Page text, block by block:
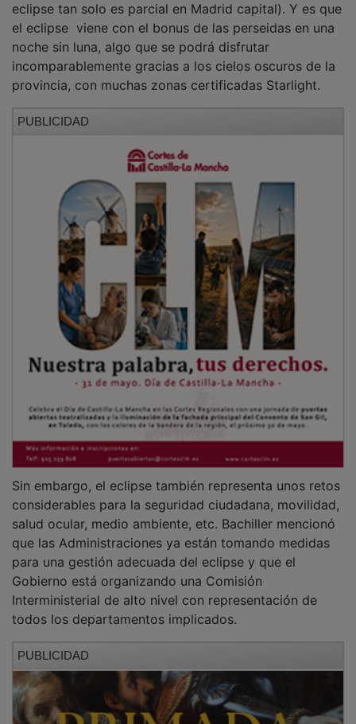
eclipse tan solo es parcial en Madrid capital). Y es que
el eclipse viene con el bonus de las perseidas en una
noche sin luna, algo que se podrá disfrutar
incomparablemente gracias a los cielos oscuros de la
provincia, con muchas zonas certificadas Starlight.
PUBLICIDAD
Sin embargo, el eclipse también representa unos retos
considerables para la seguridad ciudadana, movilidad,
salud ocular, medio ambiente, etc. Bachiller mencionó
que las Administraciones ya están tomando medidas
para una gestión adecuada del eclipse y que el
Gobierno está organizando una Comisión
Interministerial de alto nivel con representación de
todos los departamentos implicados.
PUBLICIDAD